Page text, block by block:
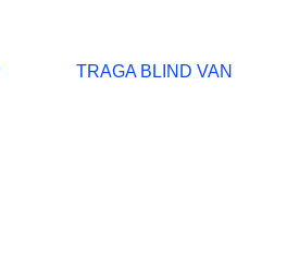
TRAGA BLIND VAN